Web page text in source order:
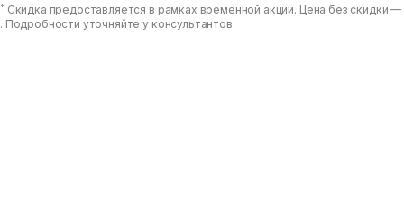
* Скидка предоставляется в рамках временной акции. Цена без скидки —
. Подробности уточняйте у консультантов.